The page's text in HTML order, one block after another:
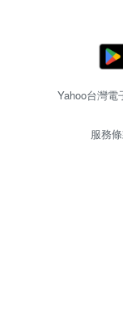
Yahoo台灣
服務